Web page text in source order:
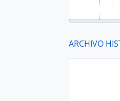
ARCHIVO